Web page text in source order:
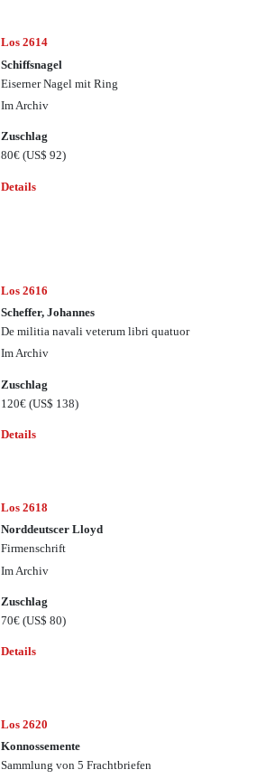
Los 2614
Schiffsnagel
Eiserner Nagel mit Ring
Im Archiv
Zuschlag
80€(US$ 92)
Details
Los 2616
Scheffer, Johannes
De militia navali veterum libri quatuor
Im Archiv
Zuschlag
120€(US$ 138)
Details
Los 2618
Norddeutscer Lloyd
Firmenschrift
Im Archiv
Zuschlag
70€(US$ 80)
Details
Los 2620
Konnossemente
Sammlung von 5 Frachtbriefen